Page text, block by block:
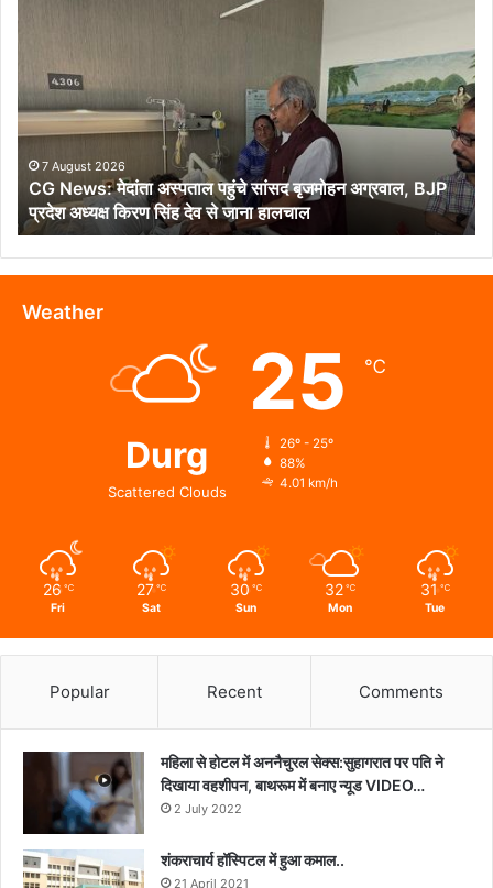
अस्पताल
पहुंचे
सांसद
बृजमोहन
अग्रवाल,
BJP
प्रदेश
अध्यक्ष
किरण
सिंह
देव
7 August 2026
CG News: मेदांता अस्पताल पहुंचे सांसद बृजमोहन अग्रवाल, BJP
प्रदेश अध्यक्ष किरण सिंह देव से जाना हालचाल
Weather
Durg
Scattered Clouds
25 ℃
26º - 25º
88%
4.01 km/h
26 ℃
Fri
27 ℃
Sat
30 ℃
Sun
32 ℃
Mon
31 ℃
Tue
Popular Recent Comments
महिला से होटल में अननैचुरल सेक्स:सुहागरात पर पति ने
दिखाया वहशीपन, बाथरूम में बनाए न्यूड VIDEO…
2 July 2022
शंकराचार्य हॉस्पिटल में हुआ कमाल..
21 April 2021